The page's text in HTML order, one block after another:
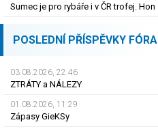
POSLEDNÍ PŘÍSPĚVKY FÓRA
03.08.2026, 22.46
ZTRÁTY a NÁLEZY
01.08.2026, 11.29
Zápasy GieKSy